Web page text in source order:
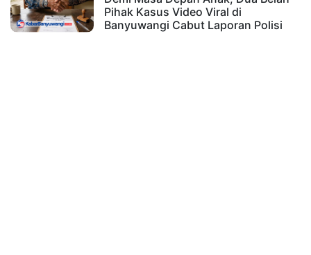
Pihak Kasus Video Viral di
Banyuwangi Cabut Laporan Polisi